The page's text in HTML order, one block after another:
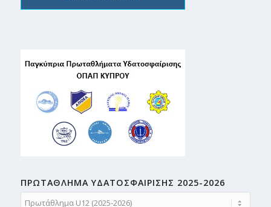
ΠΡΩΤΑΘΛΗMA ΥΔΑΤΟΣΦΑΙΡΙΣΗΣ 2025-2026